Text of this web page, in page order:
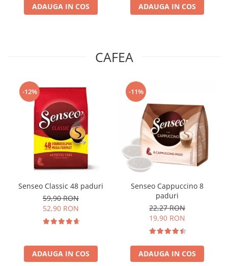
ADAUGA IN COS ADAUGA IN COS
CAFEA
-12%
Senseo Classic 48 paduri
59,90 RON
52,90 RON
ADAUGA IN COS
-11%
Senseo Cappuccino 8
paduri
22,27 RON
19,90 RON
ADAUGA IN COS